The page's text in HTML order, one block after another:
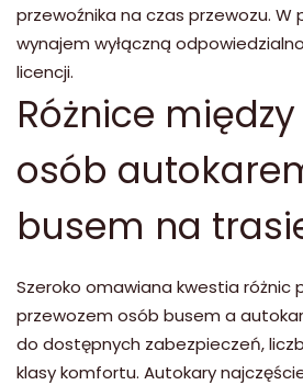
przewoźnika na czas przewozu. W
wynajem wyłączną
licencji.
Różnice
osób
busem na
Szeroko omawiana kwestia różnic
przewozem osób busem a
do dostępnych zabezpieczeń,
klasy komfortu. Autokary